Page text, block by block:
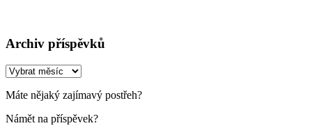
Archiv příspěvků
Archiv
Máte nějaký zajímavý postřeh?
Námět na příspěvek?